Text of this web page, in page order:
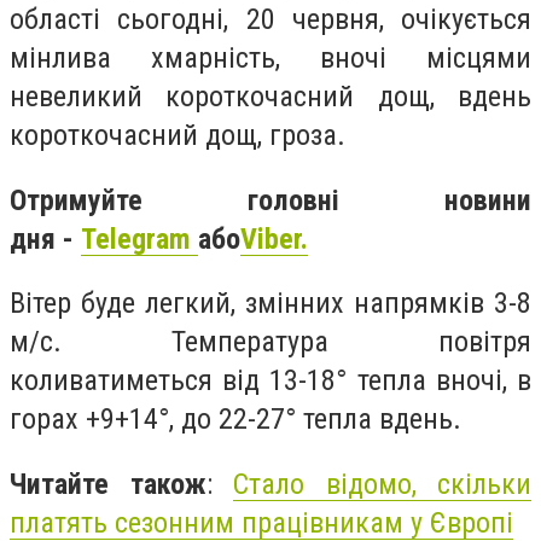
області сьогодні, 20 червня, очікується
мінлива хмарність, вночі місцями
невеликий короткочасний дощ, вдень
короткочасний дощ, гроза.
Отримуйте головні новини
дня - Telegram абоViber.
Вітер буде легкий, змінних напрямків 3-8
м/с. Температура повітря
коливатиметься від 13-18° тепла вночі, в
горах +9+14°, до 22-27° тепла вдень.
Читайте також: Стало відомо, скільки
платять сезонним працівникам у Європі